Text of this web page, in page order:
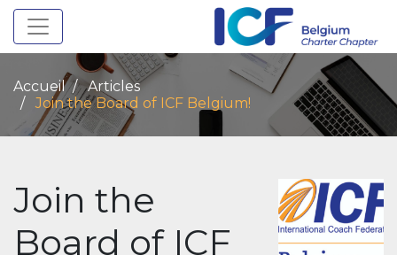
Toggle navigation
Accueil
Articles
Join the Board of ICF Belgium!
Join the
Board of ICF